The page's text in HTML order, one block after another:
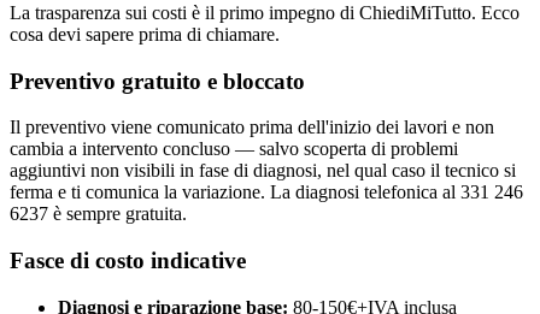
La trasparenza sui costi è il primo impegno di ChiediMiTutto. Ecco
cosa devi sapere prima di chiamare.
Preventivo gratuito e bloccato
Il preventivo viene comunicato prima dell'inizio dei lavori e non
cambia a intervento concluso — salvo scoperta di problemi
aggiuntivi non visibili in fase di diagnosi, nel qual caso il tecnico si
ferma e ti comunica la variazione. La diagnosi telefonica al 331 246
6237 è sempre gratuita.
Fasce di costo indicative
Diagnosi e riparazione base: 80-150€+IVA inclusa